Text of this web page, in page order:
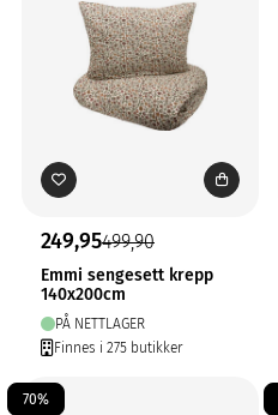
249,95499,90
Emmi sengesett krepp
140x200cm
PÅ NETTLAGER
Finnes i 275 butikker
70%